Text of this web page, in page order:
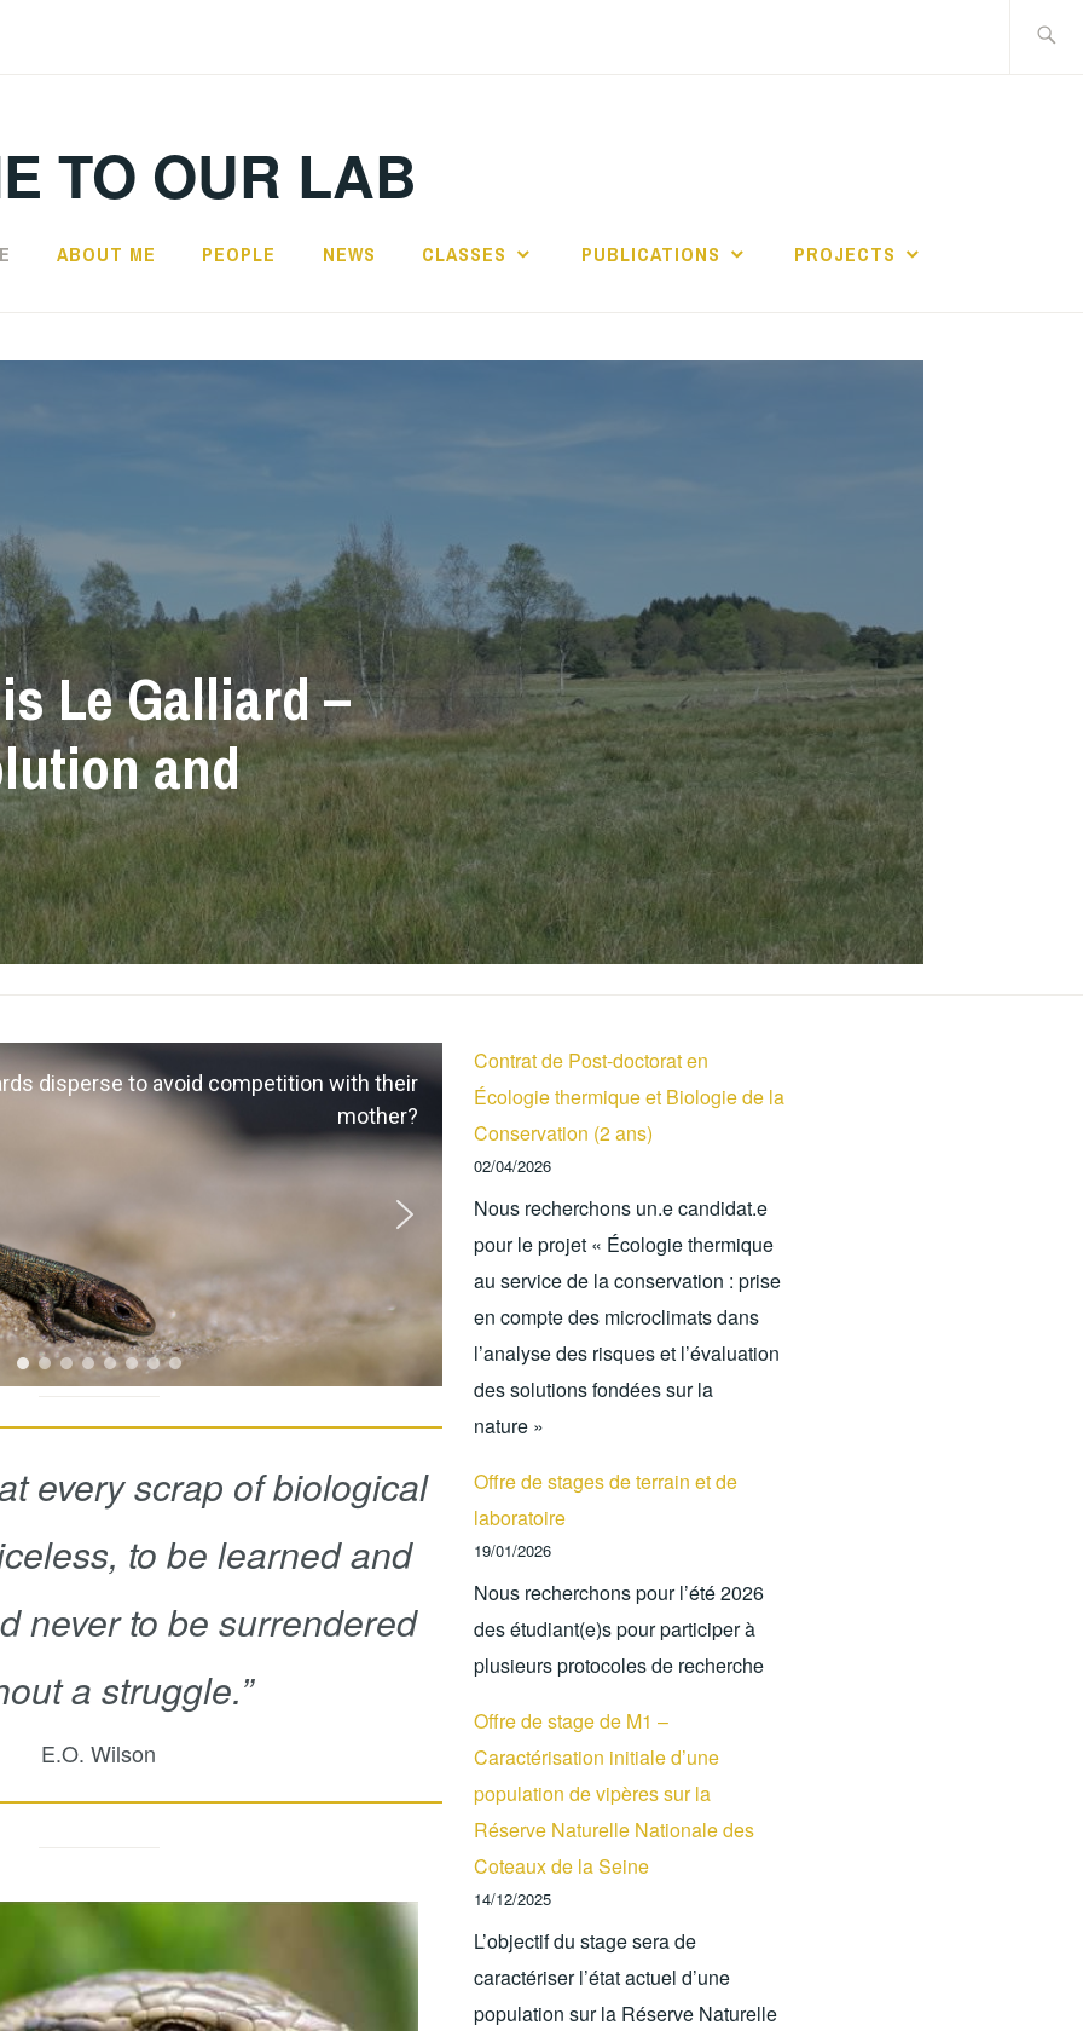
TO OUR LAB
ABOUT ME PEOPLE NEWS CLASSES PUBLICATIONS PROJECTS
Le Galliard –
and
disperse to avoid competition with their
mother?
every scrap of biological
to be learned and
never to be surrendered
a struggle.”
E.O. Wilson
Contrat de Post-doctorat en
Écologie thermique et Biologie de la
Conservation (2 ans)
02/04/2026
Nous recherchons un.e candidat.e
pour le projet « Écologie thermique
au service de la conservation : prise
en compte des microclimats dans
l’analyse des risques et l’évaluation
des solutions fondées sur la
nature »
Offre de stages de terrain et de
laboratoire
19/01/2026
Nous recherchons pour l’été 2026
des étudiant(e)s pour participer à
plusieurs protocoles de recherche
Offre de stage de M1 –
Caractérisation initiale d’une
population de vipères sur la
Réserve Naturelle Nationale des
Coteaux de la Seine
14/12/2025
L’objectif du stage sera de
caractériser l’état actuel d’une
population sur la Réserve Naturelle